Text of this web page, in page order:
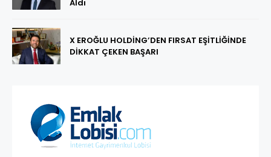
Aldı
X EROĞLU HOLDİNG’DEN FIRSAT EŞİTLİĞİNDE
DİKKAT ÇEKEN BAŞARI